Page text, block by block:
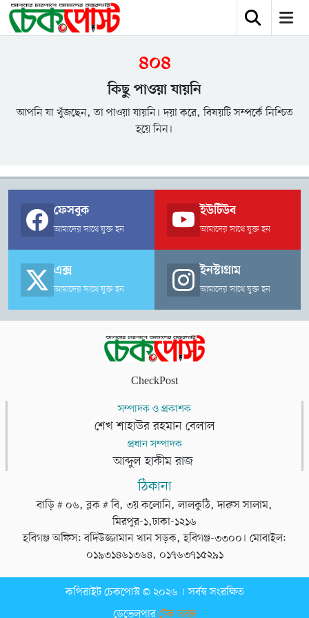
৪০৪
কিছু পাওয়া যায়নি
আপনি যা খুঁজছেন, তা পাওয়া যায়নি। দয়া করে, বিষয়টি সম্পর্কে নিশ্চিত
হয়ে নিন।
ফেসবুক
আমাদের সাথে যুক্ত হন
ইউটিউব
আমাদের সাথে যুক্ত হন
এক্স
আমাদের সাথে যুক্ত হন
ইনস্টাগ্রাম
আমাদের সাথে যুক্ত হন
CheckPost
সম্পাদক ও প্রকাশক
শেখ শাহাউর রহমান বেলাল
প্রধান সম্পাদক
আব্দুল হাকীম রাজ
ঠিকানা
বাড়ি # ০৬, ব্লক # বি, ৩য় কলোনি, লালকুঠি, দারুস সালাম,
মিরপুর-১,ঢাকা-১২১৬
হবিগঞ্জ অফিস: বদিউজ্জামান খান সড়ক, হবিগঞ্জ-৩৩০০। মোবাইল:
০১৯৩১৪৬১৩৬৪, ০১৭৬৩৭১৫২৯১
কপিরাইট চেকপোস্ট © ২০২৬ । সর্বস্ব সংরক্ষিত
ডেভেলপারটেক তরঙ্গ